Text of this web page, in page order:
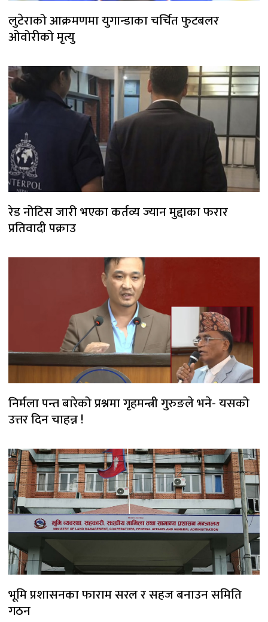
लुटेराको आक्रमणमा युगान्डाका चर्चित फुटबलर
ओवोरीको मृत्यु
रेड नोटिस जारी भएका कर्तव्य ज्यान मुद्दाका फरार
प्रतिवादी पक्राउ
निर्मला पन्त बारेको प्रश्नमा गृहमन्त्री गुरुङले भने- यसको
उत्तर दिन चाहन्न !
भूमि प्रशासनका फाराम सरल र सहज बनाउन समिति
गठन